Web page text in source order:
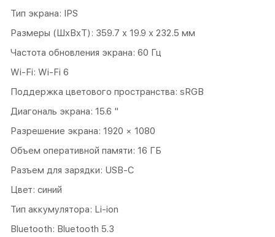
Тип экрана: IPS
Размеры (ШxВxТ): 359.7 x 19.9 x 232.5 мм
Частота обновления экрана: 60 Гц
Wi-Fi: Wi‑Fi 6
Поддержка цветового пространства: sRGB
Диагональ экрана: 15.6 "
Разрешение экрана: 1920 × 1080
Объем оперативной памяти: 16 ГБ
Разъем для зарядки: USB-C
Цвет: синий
Тип аккумулятора: Li-ion
Bluetooth: Bluetooth 5.3